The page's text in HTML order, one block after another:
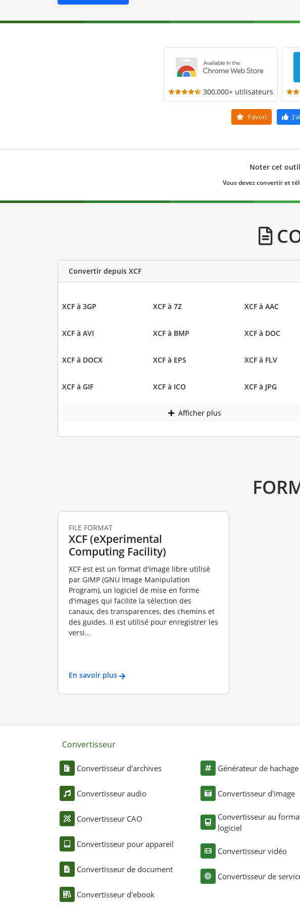
300,000+ utilisateurs
Favori
Noter cet outil
Vous devez convertir et
Convertir depuis XCF
XCF à 3GP XCF à 7Z XCF à AAC
XCF à AVI XCF à BMP XCF à DOC
XCF à DOCX XCF à EPS XCF à FLV
XCF à GIF XCF à ICO XCF à JPG
Afficher plus
FILE FORMAT
XCF (eXperimental
Computing Facility)
XCF est est un format d'image libre utilisé
par GIMP (GNU Image Manipulation
Program), un logiciel de mise en forme
d'images qui facilite la sélection des
canaux, des transparences, des chemins et
des guides. Il est utilisé pour enregistrer les
versi...
En savoir plus
Convertisseur
Convertisseur d'archives
Convertisseur audio
Convertisseur CAO
Convertisseur pour appareil
Convertisseur de document
Convertisseur d'ebook
Générateur de hachage
Convertisseur d'image
Convertisseur au
logiciel
Convertisseur vidéo
Convertisseur de